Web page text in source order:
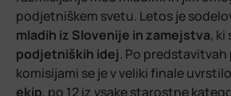
podjetniškem svetu. Letos je
mladih iz Slovenije in zamejstva, ki
podjetniških idej. Po
komisijami se je v veliki finale uvrstilo
ekip, po 12 iz vsake starostne